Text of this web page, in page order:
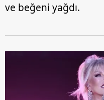
ve beğeni yağdı.